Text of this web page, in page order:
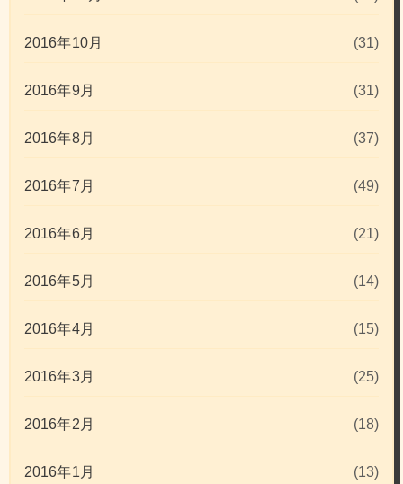
2016年10月 (31)
2016年9月 (31)
2016年8月 (37)
2016年7月 (49)
2016年6月 (21)
2016年5月 (14)
2016年4月 (15)
2016年3月 (25)
2016年2月 (18)
2016年1月 (13)